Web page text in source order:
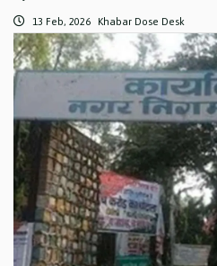
13 Feb, 2026 Khabar Dose Desk